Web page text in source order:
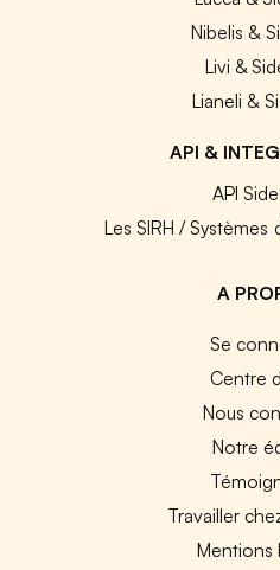
Nibelis &
Livi &
Lianeli &
API &
API
Les SIRH /
A
Se
Centre
Nous
Notre
Travailler
Mentions